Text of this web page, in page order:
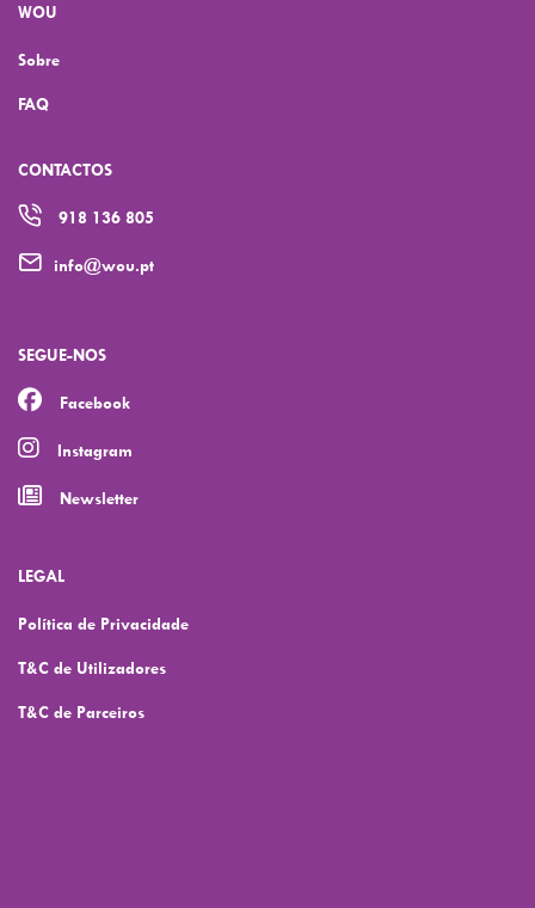
WOU
Sobre
FAQ
CONTACTOS
918 136 805
info@wou.pt
SEGUE-NOS
Facebook
Instagram
Newsletter
LEGAL
Política de Privacidade
T&C de Utilizadores
T&C de Parceiros